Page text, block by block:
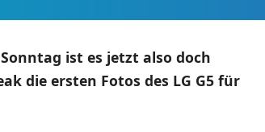
ist es jetzt also doch
die ersten Fotos des LG G5 für